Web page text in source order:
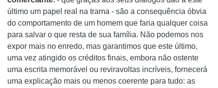
último um papel real na trama - são a consequência óbvia
do comportamento de um homem que faria qualquer coisa
para salvar o que resta de sua família. Não podemos nos
expor mais no enredo, mas garantimos que este último,
uma vez atingido os créditos finais, embora não ostente
uma escrita memorável ou reviravoltas incríveis, fornecerá
uma explicação mais ou menos coerente para tudo: as